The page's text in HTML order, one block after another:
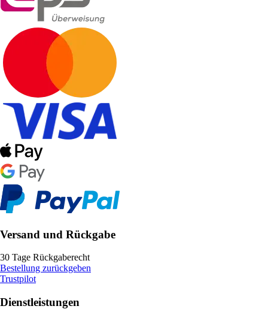
Versand und Rückgabe
30 Tage Rückgaberecht
Bestellung zurückgeben
Trustpilot
Dienstleistungen